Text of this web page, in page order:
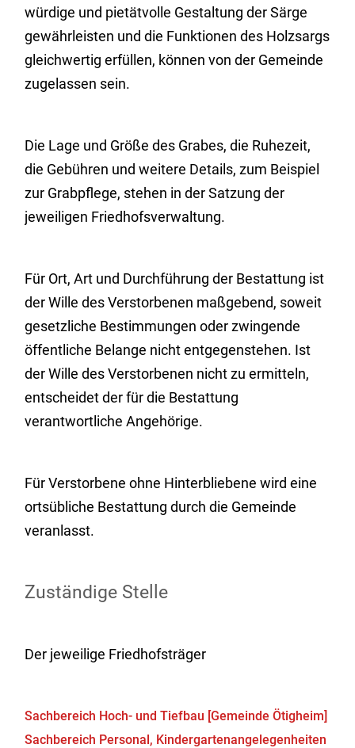
würdige und pietätvolle Gestaltung der Särge
gewährleisten und die Funktionen des Holzsargs
gleichwertig erfüllen, können von der Gemeinde
zugelassen sein.
Die Lage und Größe des Grabes, die Ruhezeit,
die Gebühren und weitere Details, zum Beispiel
zur Grabpflege, stehen in der Satzung der
jeweiligen Friedhofsverwaltung.
Für Ort, Art und Durchführung der Bestattung ist
der Wille des Verstorbenen maßgebend, soweit
gesetzliche Bestimmungen oder zwingende
öffentliche Belange nicht entgegenstehen. Ist
der Wille des Verstorbenen nicht zu ermitteln,
entscheidet der für die Bestattung
verantwortliche Angehörige.
Für Verstorbene ohne Hinterbliebene wird eine
ortsübliche Bestattung durch die Gemeinde
veranlasst.
Zuständige Stelle
Der jeweilige Friedhofsträger
Sachbereich Hoch- und Tiefbau [Gemeinde Ötigheim]
Sachbereich Personal, Kindergartenangelegenheiten